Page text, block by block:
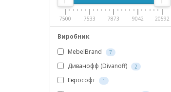
7500 7533 7873 9042 20592
Виробник
MebelBrand
7
Диванофф (Divanoff) 2
Еврософт 1